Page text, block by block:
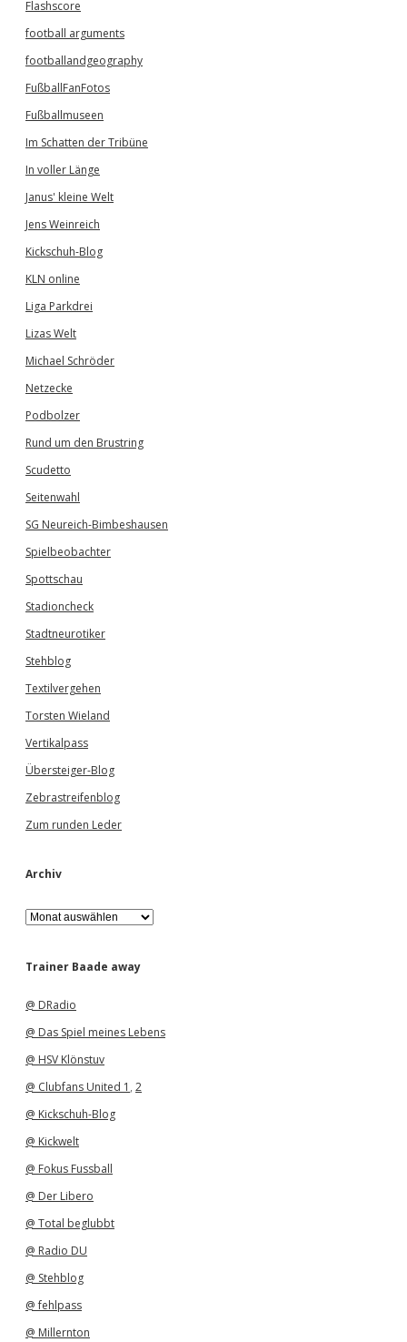
e
b
n
n
Flashscore
football arguments
footballandgeography
FußballFanFotos
Fußballmuseen
Im Schatten der Tribüne
In voller Länge
Janus' kleine Welt
Jens Weinreich
Kickschuh-Blog
KLN online
Liga Parkdrei
Lizas Welt
Michael Schröder
Netzecke
Podbolzer
Rund um den Brustring
Scudetto
Seitenwahl
SG Neureich-Bimbeshausen
Spielbeobachter
Spottschau
Stadioncheck
Stadtneurotiker
Stehblog
Textilvergehen
Torsten Wieland
Vertikalpass
Übersteiger-Blog
Zebrastreifenblog
Zum runden Leder
Archiv
A
r
h
Trainer Baade away
@ DRadio
@ Das Spiel meines Lebens
@ HSV Klönstuv
@ Clubfans United 1 , 2
@ Kickschuh-Blog
@ Kickwelt
@ Fokus Fussball
@ Der Libero
@ Total beglubbt
@ Radio DU
@ Stehblog
@ fehlpass
@ Millernton